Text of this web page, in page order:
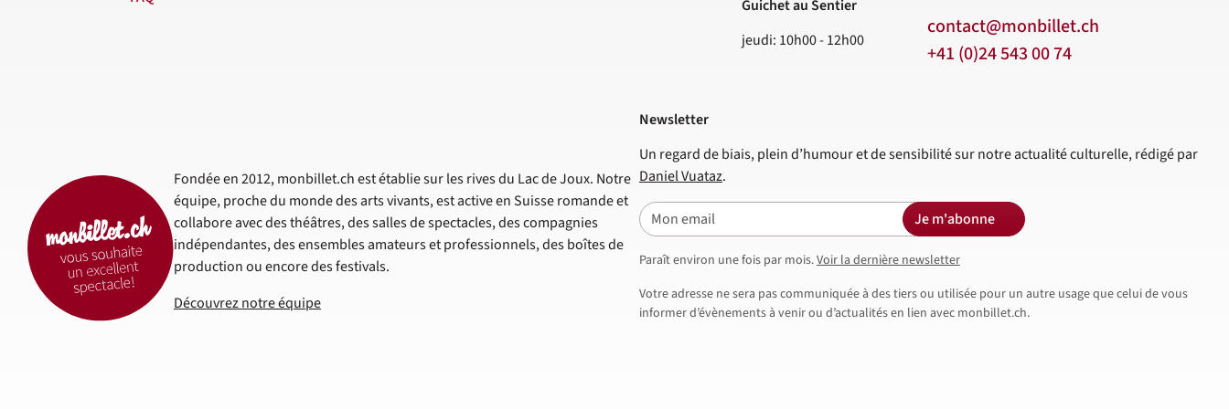
Guichet au Sentier
jeudi: 10h00 - 12h00
contact@monbillet.ch
+41 (0)24 543 00 74
Fondée en 2012, monbillet.ch est établie sur les rives du Lac de Joux. Notre
équipe, proche du monde des arts vivants, est active en Suisse romande et
collabore avec des théâtres, des salles de spectacles, des compagnies
indépendantes, des ensembles amateurs et professionnels, des boîtes de
production ou encore des festivals.
Découvrez notre équipe
Newsletter
Un regard de biais, plein d’humour et de sensibilité sur notre actualité culturelle, rédigé par
Daniel Vuataz.
E-mail
Je m'abonne
Paraît environ une fois par mois.Voir la dernière newsletter
Votre adresse ne sera pas communiquée à des tiers ou utilisée pour un autre usage que celui de vous
informer d’évènements à venir ou d’actualités en lien avec monbillet.ch.